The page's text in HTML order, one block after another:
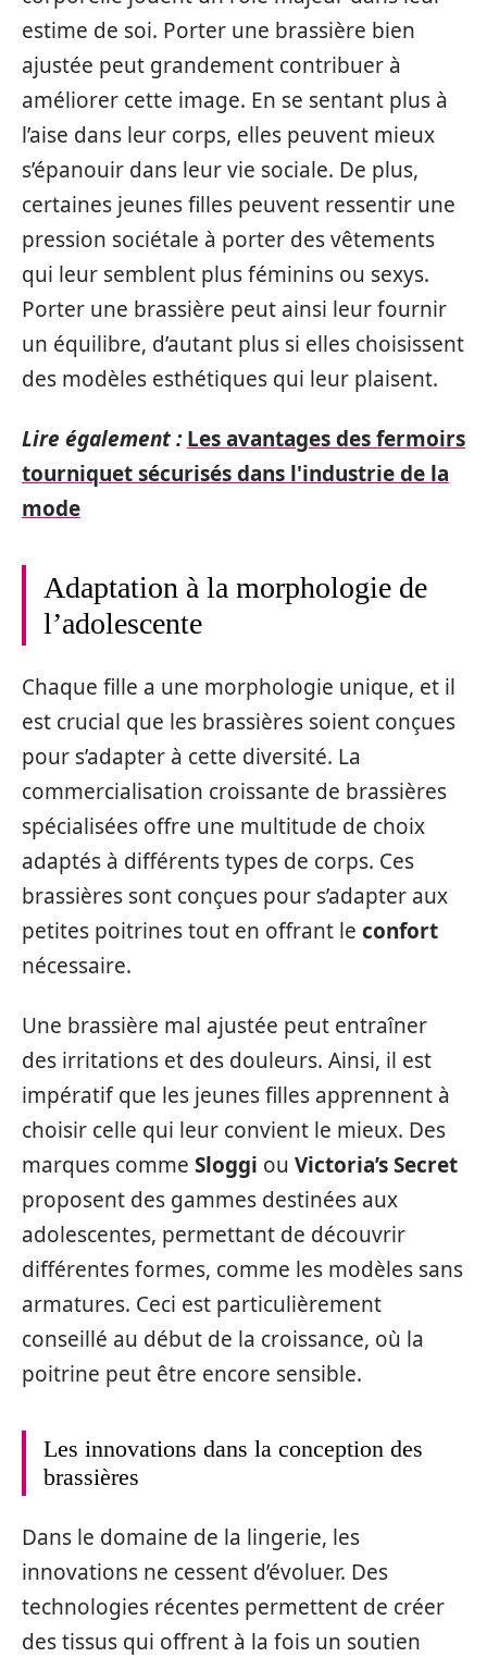
estime de soi. Porter une brassière bien
ajustée peut grandement contribuer à
améliorer cette image. En se sentant plus à
l’aise dans leur corps, elles peuvent mieux
s’épanouir dans leur vie sociale. De plus,
certaines jeunes filles peuvent ressentir une
pression sociétale à porter des vêtements
qui leur semblent plus féminins ou sexys.
Porter une brassière peut ainsi leur fournir
un équilibre, d’autant plus si elles choisissent
des modèles esthétiques qui leur plaisent.
Lire également : Les avantages des fermoirs
tourniquet sécurisés dans l'industrie de la
mode
Adaptation à la morphologie de
l’adolescente
Chaque fille a une morphologie unique, et il
est crucial que les brassières soient conçues
pour s’adapter à cette diversité. La
commercialisation croissante de brassières
spécialisées offre une multitude de choix
adaptés à différents types de corps. Ces
brassières sont conçues pour s’adapter aux
petites poitrines tout en offrant le confort
nécessaire.
Une brassière mal ajustée peut entraîner
des irritations et des douleurs. Ainsi, il est
impératif que les jeunes filles apprennent à
choisir celle qui leur convient le mieux. Des
marques comme Sloggi ou Victoria’s Secret
proposent des gammes destinées aux
adolescentes, permettant de découvrir
différentes formes, comme les modèles sans
armatures. Ceci est particulièrement
conseillé au début de la croissance, où la
poitrine peut être encore sensible.
Les innovations dans la conception des
brassières
Dans le domaine de la lingerie, les
innovations ne cessent d’évoluer. Des
technologies récentes permettent de créer
des tissus qui offrent à la fois un soutien